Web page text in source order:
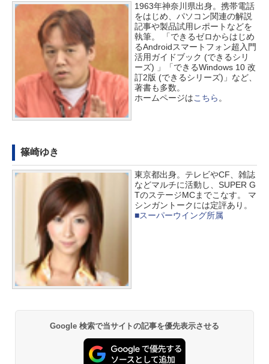
1963年神奈川県出身。携帯電話
をはじめ、パソコン関連の解説
記事や製品試用レポートなどを
執筆。 「できるゼロからはじめ
るAndroidスマートフォン超入門
活用ガイドブック (できるシリ
ーズ) 」「できるWindows 10 改
訂2版 (できるシリーズ)」など、
著書も多数。
ホームページはこちら 。
篠崎ゆき
東京都出身。テレビやCF、雑誌
などマルチに活動し、SUPER G
TのステージMCまでこなす。 マ
シンガントークには定評あり。
■スーパーウイング所属
Google 検索で当サイトの記事を優先表示させる